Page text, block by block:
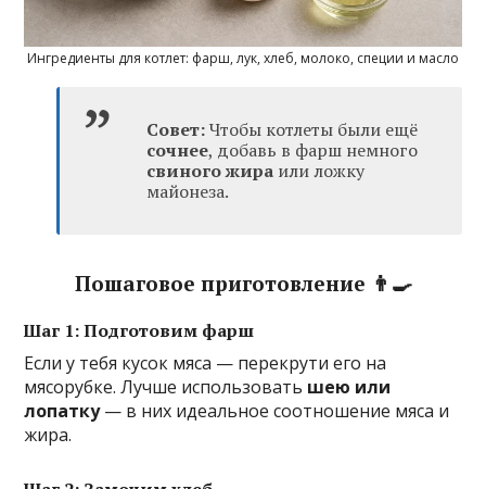
Ингредиенты для котлет: фарш, лук, хлеб, молоко, специи и масло
Совет:Чтобы котлеты были ещё
сочнее, добавь в фарш немного
свиного жира или ложку
майонеза.
Пошаговое приготовление 👨‍🍳
Шаг 1: Подготовим фарш
Если у тебя кусок мяса — перекрути его на
мясорубке. Лучше использовать шею или
лопатку— в них идеальное соотношение мяса и
жира.